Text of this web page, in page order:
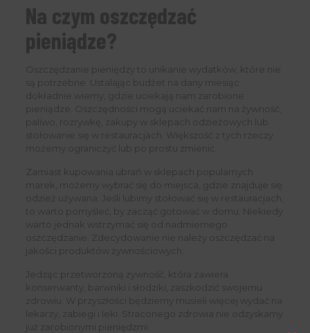
Na czym oszczędzać
pieniądze?
Oszczędzanie pieniędzy to unikanie wydatków, które nie
są potrzebne. Ustalając budżet na dany miesiąc
dokładnie wiemy, gdzie uciekają nam zarobione
pieniądze. Oszczędności mogą uciekać nam na żywność,
paliwo, rozrywkę, zakupy w sklepach odzieżowych lub
stołowanie się w restauracjach. Większość z tych rzeczy
możemy ograniczyć lub po prostu zmienić.
Zamiast kupowania ubrań w sklepach popularnych
marek, możemy wybrać się do miejsca, gdzie znajduje się
odzież używana. Jeśli lubimy stołować się w restauracjach,
to warto pomyśleć, by zacząć gotować w domu. Niekiedy
warto jednak wstrzymać się od nadmiernego
oszczędzanie. Zdecydowanie nie należy oszczędzać na
jakości produktów żywnościowych.
Jedząc przetworzoną żywność, która zawiera
konserwanty, barwniki i słodziki, zaszkodzić swojemu
zdrowiu. W przyszłości będziemy musieli więcej wydać na
lekarzy, zabiegi i leki. Straconego zdrowia nie odzyskamy
już zarobionymi pieniędzmi.